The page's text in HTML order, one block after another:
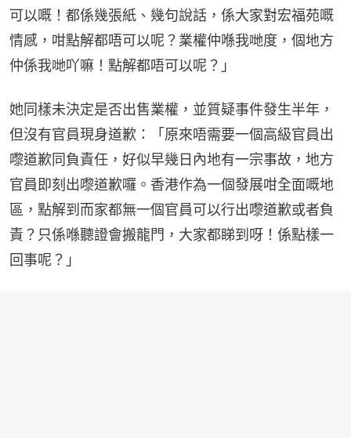
可以嘅！都係幾張紙、幾句說話，係大家對宏福苑嘅
情感，咁點解都唔可以呢？業權仲喺我哋度，個地方
仲係我哋吖嘛！點解都唔可以呢？」
她同樣未決定是否出售業權，並質疑事件發生半年，
但沒有官員現身道歉：「原來唔需要一個高級官員出
嚟道歉同負責任，好似早幾日內地有一宗事故，地方
官員即刻出嚟道歉囉。香港作為一個發展咁全面嘅地
區，點解到而家都無一個官員可以行出嚟道歉或者負
責？只係喺聽證會搬龍門，大家都睇到呀！係點樣一
回事呢？」